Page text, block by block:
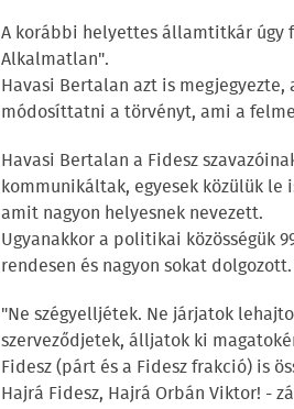
A korábbi helyettes államtitkár úgy
Alkalmatlan".
Havasi Bertalan azt is
módosíttatni a törvényt, ami a
Havasi Bertalan a Fidesz
kommunikáltak, egyesek közülük le
amit nagyon helyesnek nevezett.
Ugyanakkor a politikai közösségük
rendesen és nagyon sokat dolgozott.
"Ne szégyelljétek. Ne járjatok
szerveződjetek, álljatok ki
Fidesz (párt és a Fidesz frakció) is
Hajrá Fidesz, Hajrá Orbán Viktor! -